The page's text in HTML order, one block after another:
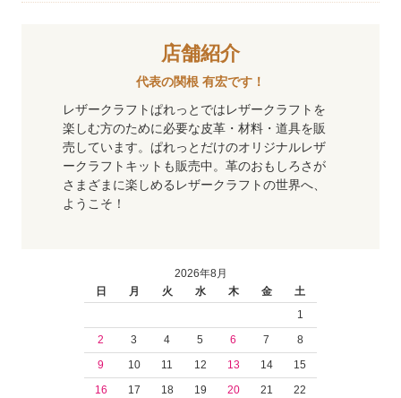
店舗紹介
代表の関根 有宏です！
レザークラフトぱれっとではレザークラフトを
楽しむ方のために必要な皮革・材料・道具を販
売しています。ぱれっとだけのオリジナルレザ
ークラフトキットも販売中。革のおもしろさが
さまざまに楽しめるレザークラフトの世界へ、
ようこそ！
2026年8月
日
月 火 水 木 金
土
1
2
3 4 5 6 7
8
9
10 11 12 13 14
15
16
17 18 19 20 21
22